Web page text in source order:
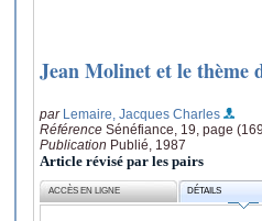
Jean Molinet et le thème
par Lemaire, Jacques Charles
Référence Sénéfiance, 19, page
Publication Publié, 1987
Article révisé par les pairs
ACCÈS EN LIGNE DÉTAILS